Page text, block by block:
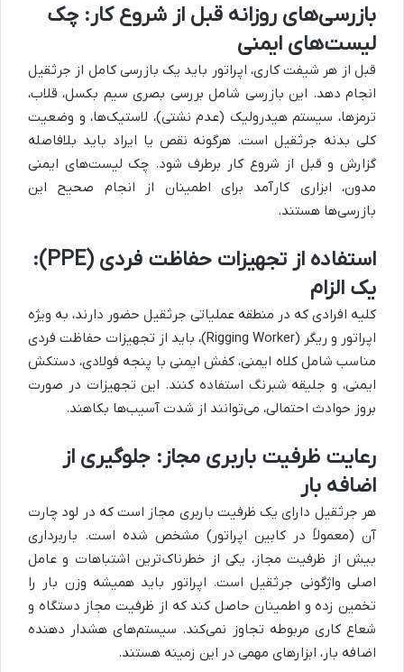
بازرسی‌های روزانه قبل از شروع کار: چک
لیست‌های ایمنی
قبل از هر شیفت کاری، اپراتور باید یک بازرسی کامل از جرثقیل
انجام دهد. این بازرسی شامل بررسی بصری سیم بکسل، قلاب،
ترمزها، سیستم هیدرولیک (عدم نشتی)، لاستیک‌ها، و وضعیت
کلی بدنه جرثقیل است. هرگونه نقص یا ایراد باید بلافاصله
گزارش و قبل از شروع کار برطرف شود. چک لیست‌های ایمنی
مدون، ابزاری کارآمد برای اطمینان از انجام صحیح این
بازرسی‌ها هستند.
استفاده از تجهیزات حفاظت فردی (PPE):
یک الزام
کلیه افرادی که در منطقه عملیاتی جرثقیل حضور دارند، به ویژه
اپراتور و ریگر (Rigging Worker)، باید از تجهیزات حفاظت فردی
مناسب شامل کلاه ایمنی، کفش ایمنی با پنجه فولادی، دستکش
ایمنی، و جلیقه شبرنگ استفاده کنند. این تجهیزات در صورت
بروز حوادث احتمالی، می‌توانند از شدت آسیب‌ها بکاهند.
رعایت ظرفیت باربری مجاز: جلوگیری از
اضافه بار
هر جرثقیل دارای یک ظرفیت باربری مجاز است که در لود چارت
آن (معمولاً در کابین اپراتور) مشخص شده است. باربرداری
بیش از ظرفیت مجاز، یکی از خطرناک‌ترین اشتباهات و عامل
اصلی واژگونی جرثقیل است. اپراتور باید همیشه وزن بار را
تخمین زده و اطمینان حاصل کند که از ظرفیت مجاز دستگاه و
شعاع کاری مربوطه تجاوز نمی‌کند. سیستم‌های هشدار دهنده
اضافه بار، ابزارهای مهمی در این زمینه هستند.